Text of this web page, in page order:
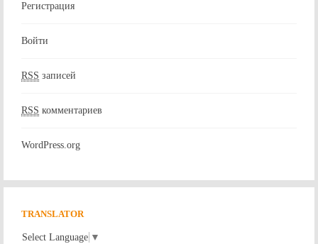
Регистрация
Войти
RSS записей
RSS комментариев
WordPress.org
TRANSLATOR
Select Language ▼